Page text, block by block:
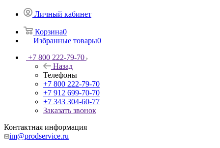
Личный кабинет
Корзина0
Избранные товары0
+7 800 222-79-70
Назад
Телефоны
+7 800 222-79-70
+7 912 699-70-70
+7 343 304-60-77
Заказать звонок
Контактная информация
im@prodservice.ru